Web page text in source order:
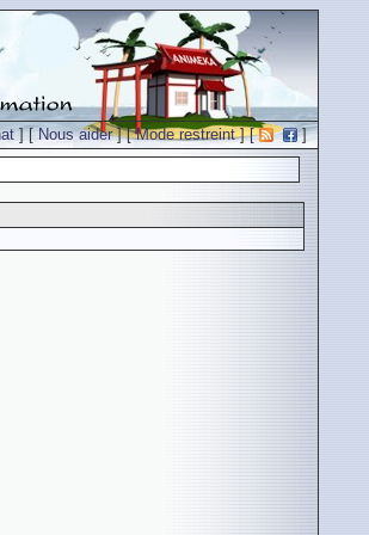
] [Nous aider] [Mode restreint] [ ]